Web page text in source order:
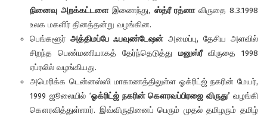
நினைவு அறக்கட்டளைஇணைந்து, ஸ்த்ரீ ரத்னா விருதை 8.3.1998
உலக மகளிர் தினத்தன்று வழங்கின.
பெங்களூர்அத்திமப்பே ஃபவுண்டேஷன் அமைப்பு, தேசிய அளவில்
சிறந்த பெண்மணியாகத் தேர்ந்தெடுத்து மனுஸ்ரீ விருதை 1998
ஏப்ரலில் வழங்கியது.
அமெரிக்க டென்னஸ்ஸி மாகாணத்திலுள்ள ஓக்ரிட்ஜ் நகரின் மேயர்,
1999 ஜூலையில் ‘ஓக்ரிட்ஜ் நகரின் கௌரவப்பிரஜை விருது’வழங்கி
கௌரவித்துள்ளார். இவ்விருதினைப் பெரும் முதல் தமிழரும் தமிழ்